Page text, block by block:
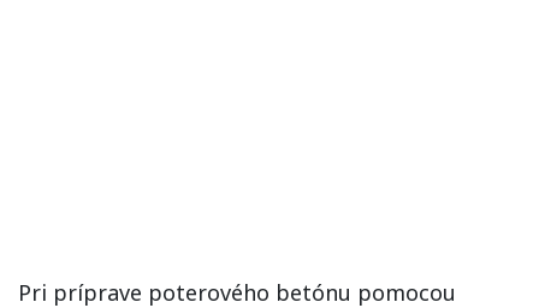
Pri príprave poterového betónu pomocou